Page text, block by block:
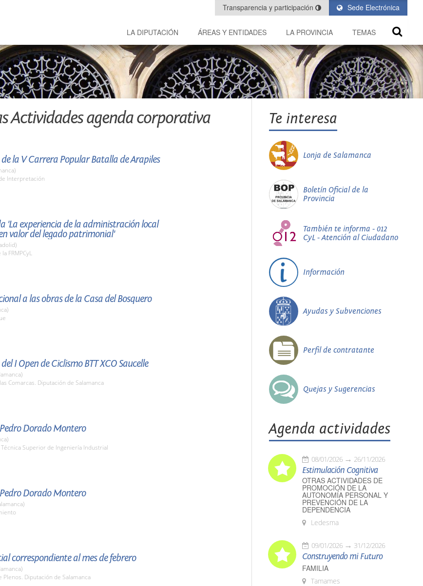
Sede Electrónica
Transparencia y participación
LA DIPUTACIÓN ÁREAS Y ENTIDADES LA PROVINCIA TEMAS
Actividades agenda corporativa
la V Carrera Popular Batalla de Arapiles
Interpretación
'La experiencia de la administración local
valor del legado patrimonial'
FRMPCyL
a las obras de la Casa del Bosquero
I Open de Ciclismo BTT XCO Saucelle
Comarcas. Diputación de Salamanca
Dorado Montero
Técnica Superior de Ingeniería Industrial
Dorado Montero
correspondiente al mes de febrero
Plenos. Diputación de Salamanca
Te interesa
Lonja de Salamanca
Boletín Oficial de la
Provincia
También te informa - 012
CyL - Atención al Ciudadano
Información
Ayudas y Subvenciones
Perfil de contratante
Quejas y Sugerencias
Agenda actividades
08/01/2026 26/11/2026
Estimulación Cognitiva
OTRAS ACTIVIDADES DE
PROMOCIÓN DE LA
AUTONOMÍA PERSONAL Y
PREVENCIÓN DE LA
DEPENDENCIA
Ledesma
09/01/2026 31/12/2026
Construyendo mi Futuro
FAMILIA
Tamames